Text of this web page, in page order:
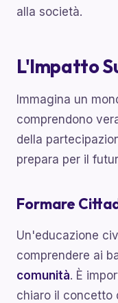
alla società.
L'Impatto
Immagina un
comprendono
della
prepara per il
Formare
Un'educazione
comprendere ai
comunità. È
chiaro il concetto